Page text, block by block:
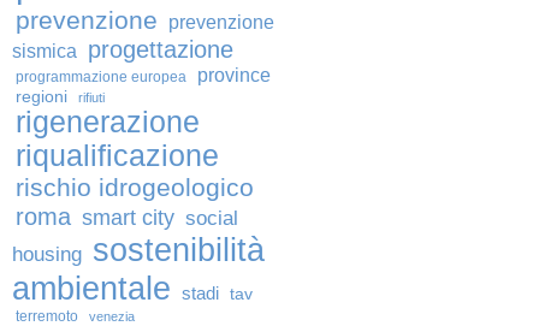
prevenzione
prevenzione
sismica
progettazione
programmazione europea province
regioni rifiuti
rigenerazione
riqualificazione
rischio idrogeologico
roma smart city social
housing sostenibilità
ambientale stadi tav
terremoto venezia